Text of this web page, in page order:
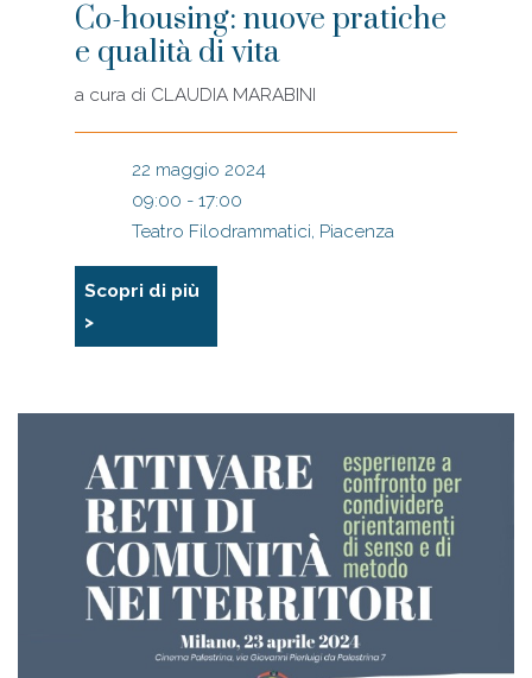
Co-housing: nuove pratiche
e qualità di vita
a cura di CLAUDIA MARABINI
22 maggio 2024
09:00 - 17:00
Teatro Filodrammatici, Piacenza
Scopri di più
>